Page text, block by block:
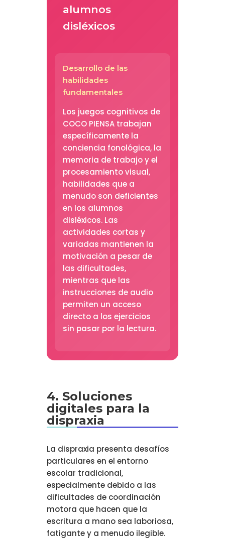
alumnos
disléxicos
Desarrollo de las
habilidades
fundamentales
Los juegos cognitivos de
COCO PIENSA trabajan
específicamente la
conciencia fonológica, la
memoria de trabajo y el
procesamiento visual,
habilidades que a
menudo son deficientes
en los alumnos
disléxicos. Las
actividades cortas y
variadas mantienen la
motivación a pesar de
las dificultades,
mientras que las
instrucciones de audio
permiten un acceso
directo a los ejercicios
sin pasar por la lectura.
4. Soluciones
digitales para la
dispraxia
La dispraxia presenta desafíos
particulares en el entorno
escolar tradicional,
especialmente debido a las
dificultades de coordinación
motora que hacen que la
escritura a mano sea laboriosa,
fatigante y a menudo ilegible.